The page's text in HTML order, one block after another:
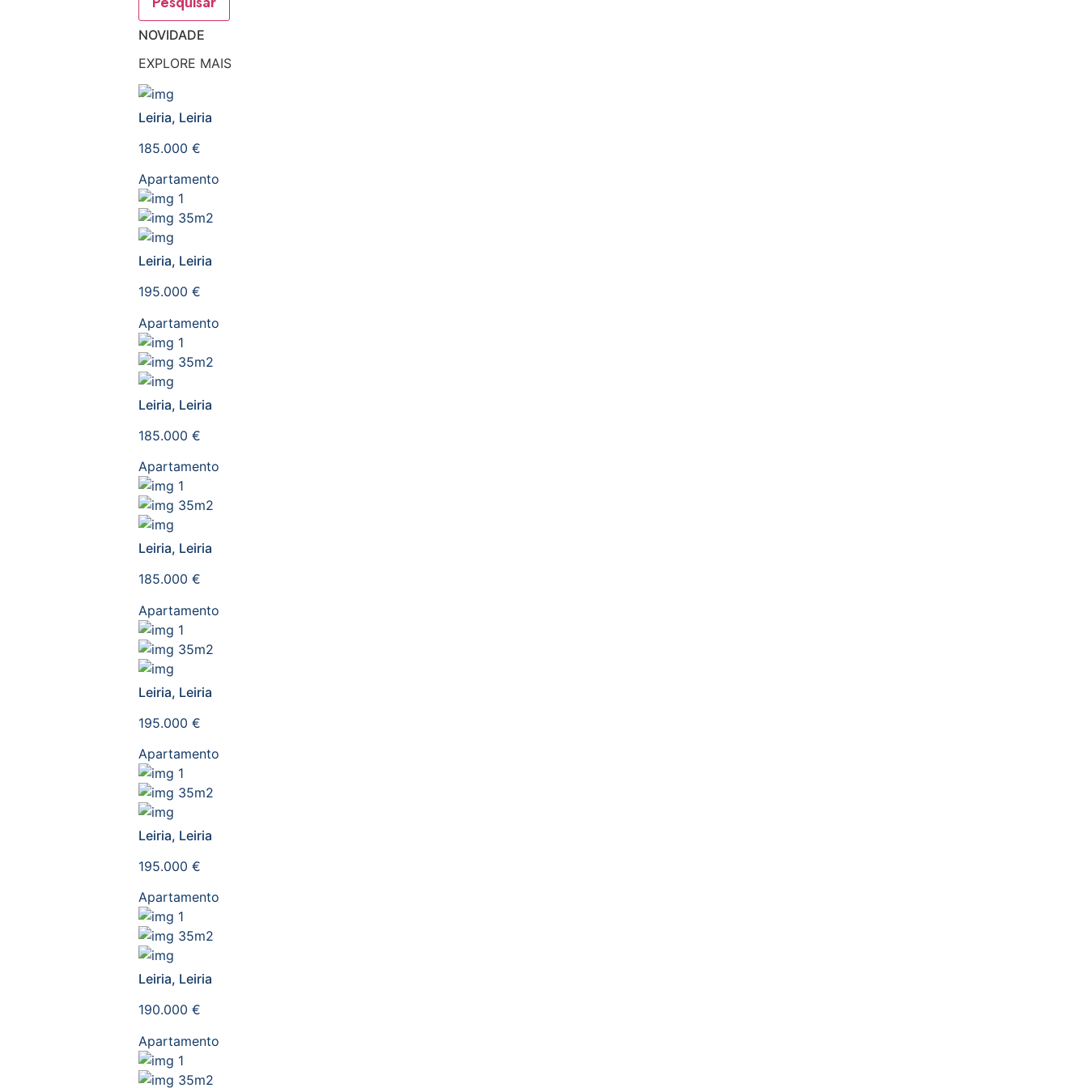
NOVIDADE
EXPLORE MAIS
Leiria, Leiria
185.000 €
Apartamento
1
35m2
Leiria, Leiria
195.000 €
Apartamento
1
35m2
Leiria, Leiria
185.000 €
Apartamento
1
35m2
Leiria, Leiria
185.000 €
Apartamento
1
35m2
Leiria, Leiria
195.000 €
Apartamento
1
35m2
Leiria, Leiria
195.000 €
Apartamento
1
35m2
Leiria, Leiria
190.000 €
Apartamento
1
35m2